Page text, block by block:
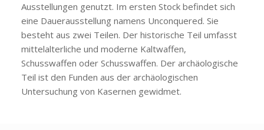
Ausstellungen genutzt. Im ersten Stock befindet sich
eine Dauerausstellung namens Unconquered. Sie
besteht aus zwei Teilen. Der historische Teil umfasst
mittelalterliche und moderne Kaltwaffen,
Schusswaffen oder Schusswaffen. Der archäologische
Teil ist den Funden aus der archäologischen
Untersuchung von Kasernen gewidmet.